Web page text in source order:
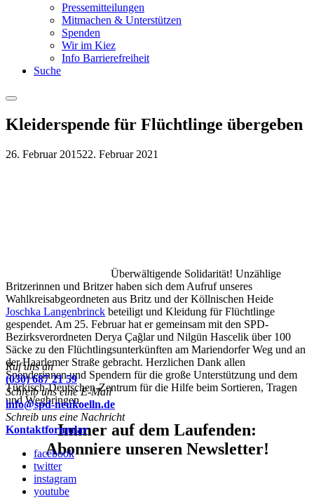
Pressemitteilungen
Mitmachen & Unterstützen
Spenden
Wir im Kiez
Info Barrierefreiheit
Suche
Menu
Kleiderspende für Flüchtlinge übergeben
26. Februar 201522. Februar 2021
Überwältigende Solidarität! Unzählige
Britzerinnen und Britzer haben sich dem Aufruf unseres
Wahlkreisabgeordneten aus Britz und der Köllnischen Heide
Joschka Langenbrinck beteiligt und Kleidung für Flüchtlinge
gespendet. Am 25. Februar hat er gemeinsam mit den SPD-
Bezirksverordneten Derya Çağlar und Nilgün Hascelik über 100
Säcke zu den Flüchtlingsunterkünften am Mariendorfer Weg und an
der Haarlemer Straße gebracht. Herzlichen Dank allen
Spenderinnen und Spendern für die große Unterstützung und dem
Türkisch-Deutschen-Zentrum für die Hilfe beim Sortieren, Tragen
und Wegbringen.
Immer auf dem Laufenden:
Abonniere unseren Newsletter!
Ruf uns an
(030) 687 21 59
Schreib uns eine E-Mail
info@spd-neukoelln.de
Schreib uns eine Nachricht
Kontaktformular
facebook
twitter
instagram
youtube